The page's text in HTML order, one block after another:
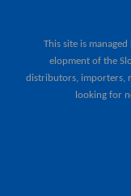
This site is managed
elopment of the
distributors, importers,
looking for